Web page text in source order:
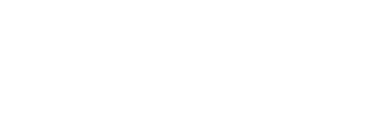
в спокої. Якщо вона хоче випити пива «з
Так є, що у всьому світі пивні любителі –